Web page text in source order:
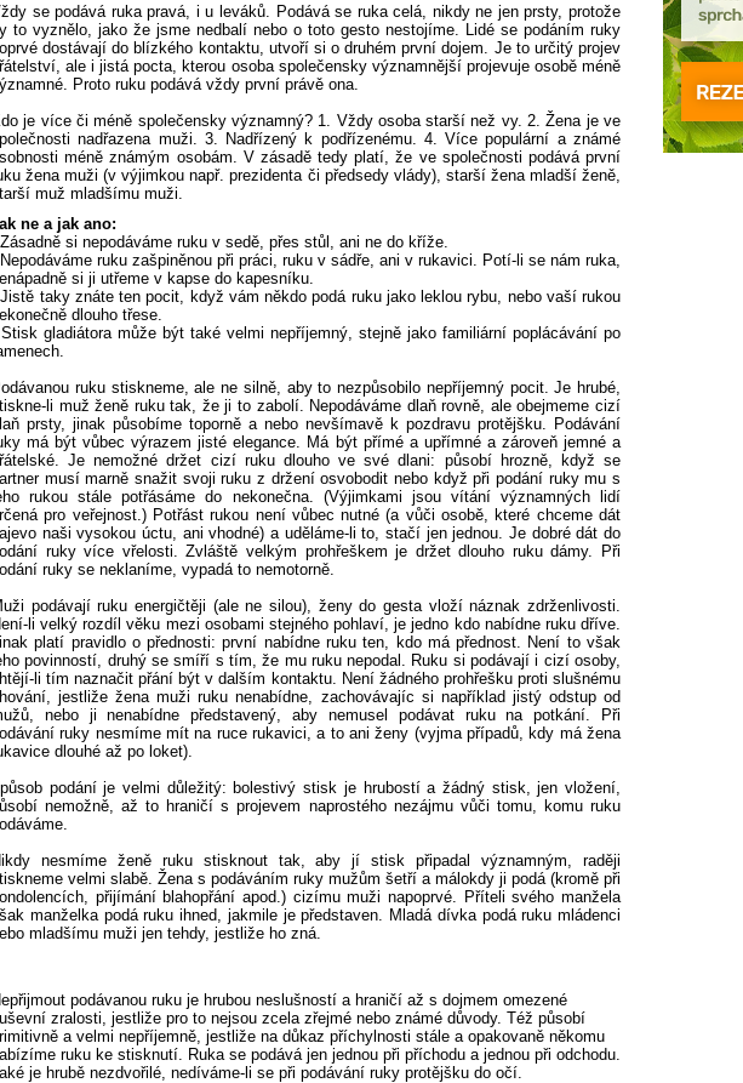
se podává ruka pravá, i u leváků. Podává se ruka celá, nikdy ne jen prsty, protože
to vyznělo, jako že jsme nedbalí nebo o toto gesto nestojíme. Lidé se podáním ruky
dostávají do blízkého kontaktu, utvoří si o druhém první dojem. Je to určitý projev
ale i jistá pocta, kterou osoba společensky významnější projevuje osobě méně
Proto ruku podává vždy první právě ona.
je více či méně společensky významný? 1. Vždy osoba starší než vy. 2. Žena je ve
nadřazena muži. 3. Nadřízený k podřízenému. 4. Více populární a známé
méně známým osobám. V zásadě tedy platí, že ve společnosti podává první
žena muži (v výjimkou např. prezidenta či předsedy vlády), starší žena mladší ženě,
muž mladšímu muži.
ne a jak ano:
si nepodáváme ruku v sedě, přes stůl, ani ne do kříže.
ruku zašpiněnou při práci, ruku v sádře, ani v rukavici. Potí-li se nám ruka,
si ji utřeme v kapse do kapesníku.
taky znáte ten pocit, když vám někdo podá ruku jako leklou rybu, nebo vaší rukou
dlouho třese.
gladiátora může být také velmi nepříjemný, stejně jako familiární poplácávání po
ruku stiskneme, ale ne silně, aby to nezpůsobilo nepříjemný pocit. Je hrubé,
li muž ženě ruku tak, že ji to zabolí. Nepodáváme dlaň rovně, ale obejmeme cizí
prsty, jinak působíme toporně a nebo nevšímavě k pozdravu protějšku. Podávání
má být vůbec výrazem jisté elegance. Má být přímé a upřímné a zároveň jemné a
Je nemožné držet cizí ruku dlouho ve své dlani: působí hrozně, když se
musí marně snažit svoji ruku z držení osvobodit nebo když při podání ruky mu s
rukou stále potřásáme do nekonečna. (Výjimkami jsou vítání významných lidí
pro veřejnost.) Potřást rukou není vůbec nutné (a vůči osobě, které chceme dát
naši vysokou úctu, ani vhodné) a uděláme-li to, stačí jen jednou. Je dobré dát do
ruky více vřelosti. Zvláště velkým prohřeškem je držet dlouho ruku dámy. Při
ruky se neklaníme, vypadá to nemotorně.
podávají ruku energičtěji (ale ne silou), ženy do gesta vloží náznak zdrženlivosti.
li velký rozdíl věku mezi osobami stejného pohlaví, je jedno kdo nabídne ruku dříve.
platí pravidlo o přednosti: první nabídne ruku ten, kdo má přednost. Není to však
povinností, druhý se smíří s tím, že mu ruku nepodal. Ruku si podávají i cizí osoby,
li tím naznačit přání být v dalším kontaktu. Není žádného prohřešku proti slušnému
jestliže žena muži ruku nenabídne, zachovávajíc si například jistý odstup od
nebo ji nenabídne představený, aby nemusel podávat ruku na potkání. Při
ruky nesmíme mít na ruce rukavici, a to ani ženy (vyjma případů, kdy má žena
dlouhé až po loket).
podání je velmi důležitý: bolestivý stisk je hrubostí a žádný stisk, jen vložení,
nemožně, až to hraničí s projevem naprostého nezájmu vůči tomu, komu ruku
nesmíme ženě ruku stisknout tak, aby jí stisk připadal významným, raději
velmi slabě. Žena s podáváním ruky mužům šetří a málokdy ji podá (kromě při
přijímání blahopřání apod.) cizímu muži napoprvé. Příteli svého manžela
manželka podá ruku ihned, jakmile je představen. Mladá dívka podá ruku mládenci
mladšímu muži jen tehdy, jestliže ho zná.
podávanou ruku je hrubou neslušností a hraničí až s dojmem omezené
zralosti, jestliže pro to nejsou zcela zřejmé nebo známé důvody. Též působí
a velmi nepříjemně, jestliže na důkaz příchylnosti stále a opakovaně někomu
ruku ke stisknutí. Ruka se podává jen jednou při příchodu a jednou při odchodu.
je hrubě nezdvořilé, nedíváme-li se při podávání ruky protějšku do očí.